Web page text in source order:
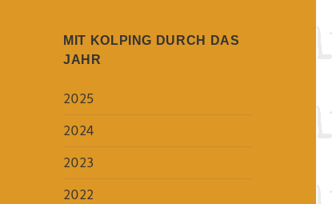
MIT KOLPING DURCH DAS
JAHR
2025
2024
2023
2022